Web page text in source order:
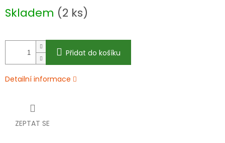
cena:
Skladem (2 ks)
Přidat do košíku
Detailní informace
ZEPTAT SE